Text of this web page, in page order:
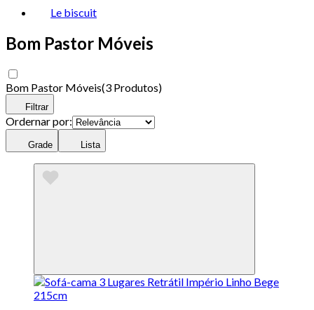
Le biscuit
Bom Pastor Móveis
Bom Pastor Móveis(3 Produtos)
Filtrar
Ordernar por:
Grade Lista